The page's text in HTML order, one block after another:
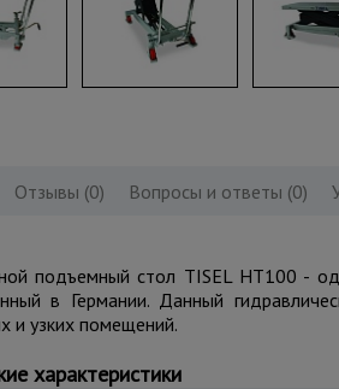
Отзывы (0) Вопросы и ответы (0)
подъемный стол TISEL HT100 -
в Германии. Данный
и узких помещений.
характеристики